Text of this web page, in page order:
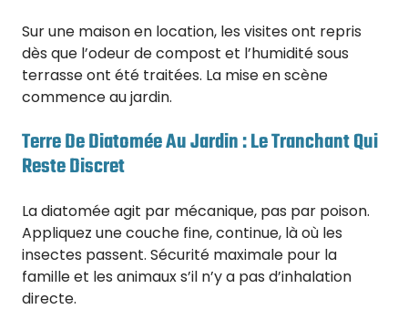
Sur une maison en location, les visites ont repris
dès que l’odeur de compost et l’humidité sous
terrasse ont été traitées. La mise en scène
commence au jardin.
Terre De Diatomée Au Jardin : Le Tranchant Qui
Reste Discret
La diatomée agit par mécanique, pas par poison.
Appliquez une couche fine, continue, là où les
insectes passent. Sécurité maximale pour la
famille et les animaux s’il n’y a pas d’inhalation
directe.